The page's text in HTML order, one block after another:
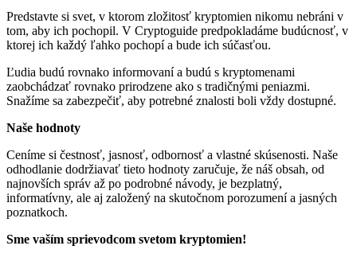
Predstavte si svet, v ktorom zložitosť kryptomien nikomu nebráni v
tom, aby ich pochopil. V Cryptoguide predpokladáme budúcnosť, v
ktorej ich každý ľahko pochopí a bude ich súčasťou.
Ľudia budú rovnako informovaní a budú s kryptomenami
zaobchádzať rovnako prirodzene ako s tradičnými peniazmi.
Snažíme sa zabezpečiť, aby potrebné znalosti boli vždy dostupné.
Naše hodnoty
Ceníme si čestnosť, jasnosť, odbornosť a vlastné skúsenosti. Naše
odhodlanie dodržiavať tieto hodnoty zaručuje, že náš obsah, od
najnovších správ až po podrobné návody, je bezplatný,
informatívny, ale aj založený na skutočnom porozumení a jasných
poznatkoch.
Sme vaším sprievodcom svetom kryptomien!